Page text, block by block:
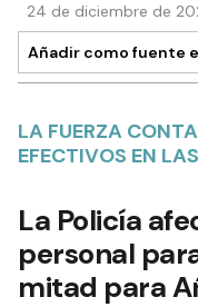
24 de diciembre de
Añadir como fuente
LA FUERZA
EFECTIVOS EN
La Policía
personal
mitad para